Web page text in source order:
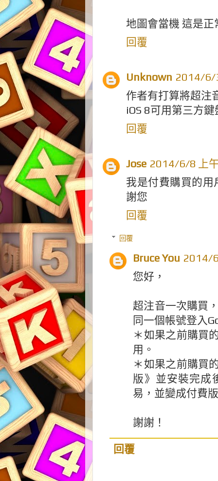
地圖會當機 這是
回覆
Unknown 2014/6/
作者有打算將超注
iOS 8可用第三方鍵
回覆
Jose 2014/6/8 上
我是付費購買的
謝您
回覆
回覆
Bruce You 2014/
您好，
超注音一次購買
同一個帳號登入
＊如果之前購買
用。
＊如果之前購買
版》並安裝完成
易，並變成付費
謝謝！
回覆